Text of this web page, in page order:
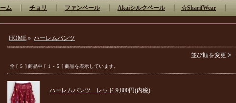
ーム
チョリ ファンベール Akaiシルクベール ☆SharifWear
HOME » ハーレムパンツ
並び順を変更
全 [ 5 ] 商品中 [ 1 - 5 ] 商品を表示しています。
ハーレムパンツ レッド 9,800円(内税)